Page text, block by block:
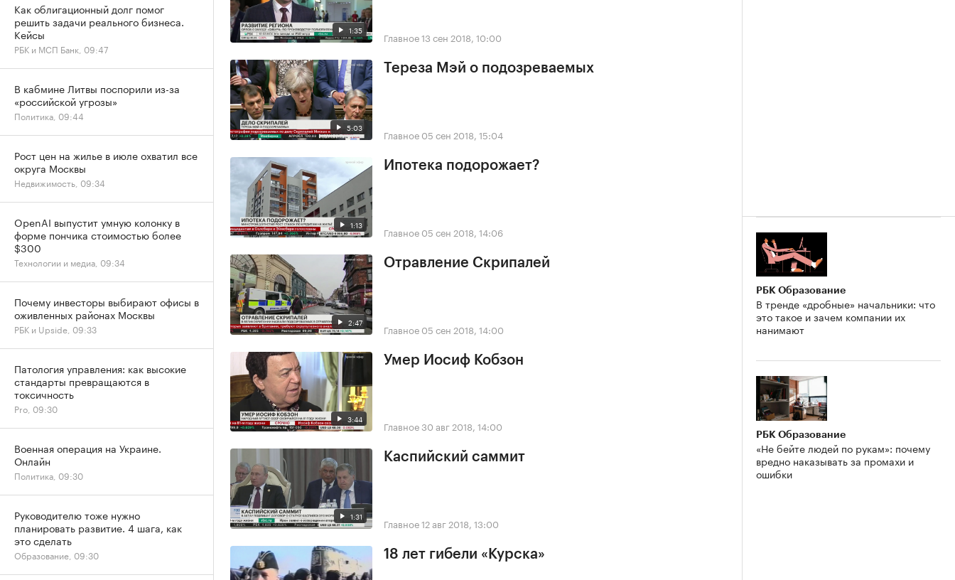
1:35 Главное13 сен 2018, 10:00
5:03
Тереза Мэй о подозреваемых
Главное 05 сен 2018, 15:04
1:13
Ипотека подорожает?
Главное 05 сен 2018, 14:06
2:47
Отравление Скрипалей
Главное 05 сен 2018, 14:00
3:44
Умер Иосиф Кобзон
Главное30 авг 2018, 14:00
1:31
Каспийский саммит
Главное12 авг 2018, 13:00
18 лет гибели «Курска»
РБК Образование
В тренде «дробные» начальники: что
это такое и зачем компании их
нанимают
РБК Образование
«Не бейте людей по рукам»: почему
вредно наказывать за промахи и
ошибки
Как облигационный долг помог
решить задачи реального бизнеса.
Кейсы
РБК и МСП Банк, 09:47
В кабмине Литвы поспорили из-за
«российской угрозы»
Политика, 09:44
Рост цен на жилье в июле охватил все
округа Москвы
Недвижимость, 09:34
OpenAI выпустит умную колонку в
форме пончика стоимостью более
$300
Технологии и медиа, 09:34
Почему инвесторы выбирают офисы в
оживленных районах Москвы
РБК и Upside, 09:33
Патология управления: как высокие
стандарты превращаются в
токсичность
Pro, 09:30
Военная операция на Украине.
Онлайн
Политика, 09:30
Руководителю тоже нужно
планировать развитие. 4 шага, как
это сделать
Образование, 09:30